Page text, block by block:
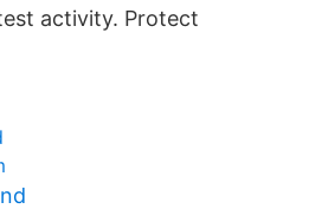
activity. Protect